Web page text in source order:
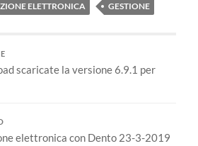
ELETTRONICA GESTIONE
scaricate la versione 6.9.1 per
elettronica con Dento 23-3-2019